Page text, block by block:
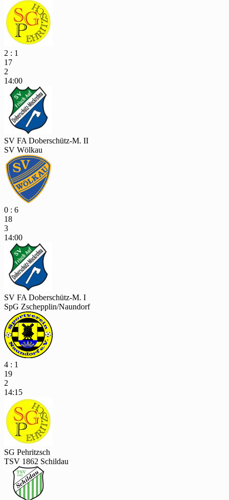
2 : 1
17
2
14:00
SV FA Doberschütz-M. II
SV Wölkau
0 : 6
18
3
14:00
SV FA Doberschütz-M. I
SpG Zschepplin/Naundorf
4 : 1
19
2
14:15
SG Pehritzsch
TSV 1862 Schildau